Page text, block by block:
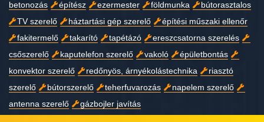
betonozás
építész ezermester földmunka
bútorasztalos
TV szerelő
háztartási gép szerelő
építési műszaki ellenőr
fakitermelő
takarító tapétázó
ereszcsatorna szerelés
csőszerelő
kaputelefon szerelő vakoló
épületbontás
konvektor szerelő
redőnyös, árnyékolástechnika
riasztó
szerelő
bútorszerelő teherfuvarozás
napelem szerelő
antenna szerelő
gázbojler javítás